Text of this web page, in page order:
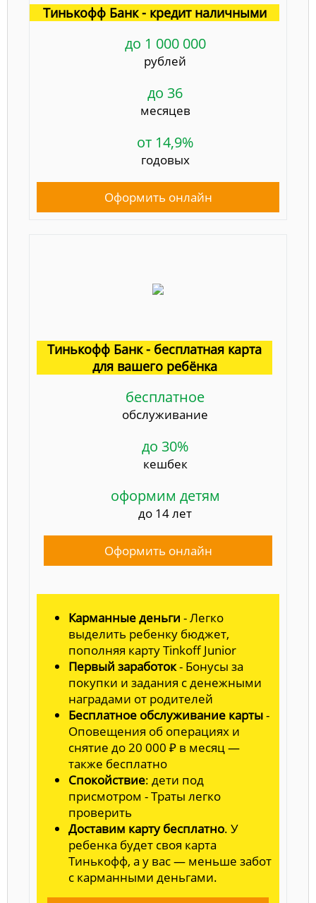
Тинькофф Банк - кредит наличными
до 1 000 000
рублей
до 36
месяцев
от 14,9%
годовых
Оформить онлайн
Тинькофф Банк - бесплатная карта
для вашего ребёнка
бесплатное
обслуживание
до 30%
кешбек
оформим детям
до 14 лет
Оформить онлайн
Карманные деньги - Легко
выделить ребенку бюджет,
пополняя карту Tinkoff Junior
Первый заработок- Бонусы за
покупки и задания с денежными
наградами от родителей
Бесплатное обслуживание карты-
Оповещения об операциях и
снятие до 20 000 ₽ в месяц —
также бесплатно
Спокойствие: дети под
присмотром - Траты легко
проверить
Доставим карту бесплатно. У
ребенка будет своя карта
Тинькофф, а у вас — меньше забот
с карманными деньгами.